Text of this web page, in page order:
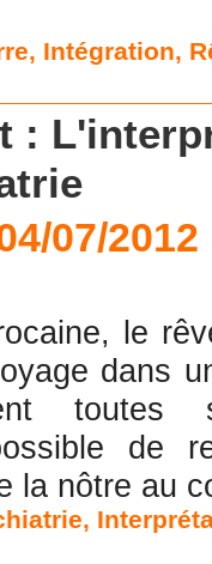
, Intégration,
:
07/2012
le
dans
toutes
de
la nôtre au
,